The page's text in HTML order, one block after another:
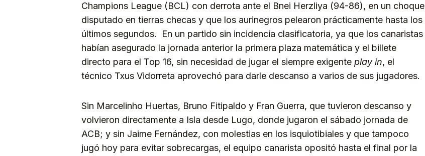
Champions League (BCL) con derrota ante el Bnei Herzliya (94-86), en un choque
disputado en tierras checas y que los aurinegros pelearon prácticamente hasta los
últimos segundos. En un partido sin incidencia clasificatoria, ya que los canaristas
habían asegurado la jornada anterior la primera plaza matemática y el billete
directo para el Top 16, sin necesidad de jugar el siempre exigente play in, el
técnico Txus Vidorreta aprovechó para darle descanso a varios de sus jugadores.
Sin Marcelinho Huertas, Bruno Fitipaldo y Fran Guerra, que tuvieron descanso y
volvieron directamente a Isla desde Lugo, donde jugaron el sábado jornada de
ACB; y sin Jaime Fernández, con molestias en los isquiotibiales y que tampoco
jugó hoy para evitar sobrecargas, el equipo canarista opositó hasta el final por la